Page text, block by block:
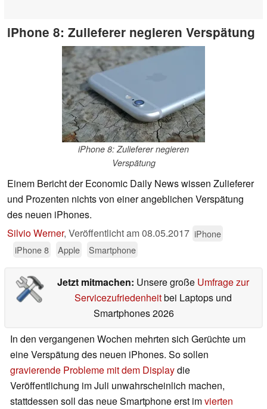
iPhone 8: Zulieferer negieren Verspätung
iPhone 8: Zulieferer negieren
Verspätung
Einem Bericht der Economic Daily News wissen Zulieferer
und Prozenten nichts von einer angeblichen Verspätung
des neuen iPhones.
Silvio Werner, Veröffentlicht am08.05.2017 iPhone
iPhone 8
Apple Smartphone
Jetzt mitmachen: Unsere große Umfrage zur
Servicezufriedenheitbei Laptops und
Smartphones 2026
In den vergangenen Wochen mehrten sich Gerüchte um
eine Verspätung des neuen iPhones. So sollen
gravierende Probleme mit dem Displaydie
Veröffentlichung im Juli unwahrscheinlich machen,
stattdessen soll das neue Smartphone erst imvierten